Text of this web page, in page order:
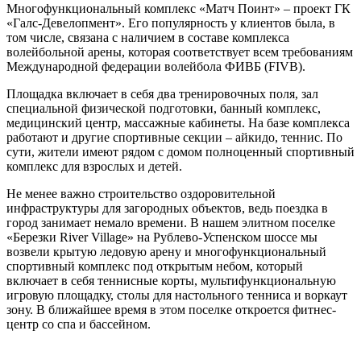
Многофункциональный комплекс «Матч Поинт» – проект ГК
«Галс-Девелопмент». Его популярность у клиентов была, в
том числе, связана с наличием в составе комплекса
волейбольной арены, которая соответствует всем требованиям
Международной федерации волейбола ФИВБ (FIVB).
Площадка включает в себя два тренировочных поля, зал
специальной физической подготовки, банный комплекс,
медицинский центр, массажные кабинеты. На базе комплекса
работают и другие спортивные секции – айкидо, теннис. По
сути, жители имеют рядом с домом полноценный спортивный
комплекс для взрослых и детей.
Не менее важно строительство оздоровительной
инфраструктуры для загородных объектов, ведь поездка в
город занимает немало времени. В нашем элитном поселке
«Березки River Village» на Рублево-Успенском шоссе мы
возвели крытую ледовую арену и многофункциональный
спортивный комплекс под открытым небом, который
включает в себя теннисные корты, мультифункциональную
игровую площадку, столы для настольного тенниса и воркаут
зону. В ближайшее время в этом поселке откроется фитнес-
центр со спа и бассейном.